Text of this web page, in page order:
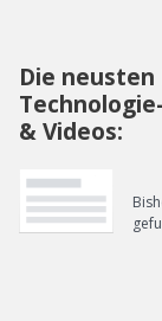
Die
& Videos: